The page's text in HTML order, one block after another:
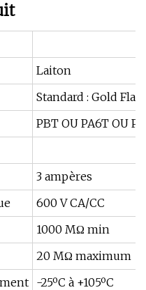
Laiton
Standard : Gold
PBT OU PA6T OU
3 ampères
600 V CA/CC
1000 MΩ min
20 MΩ maximum
-25ºC à +105ºC